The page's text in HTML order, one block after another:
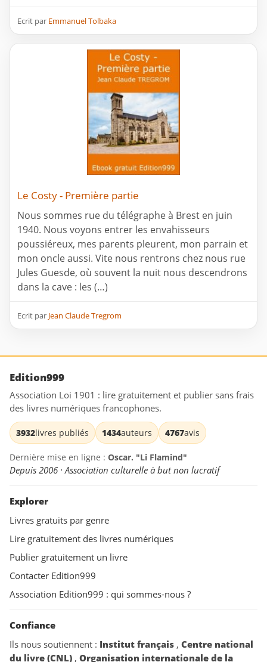
Ecrit par Emmanuel Tolbaka
Le Costy - Première partie
Nous sommes rue du télégraphe à Brest en juin
1940. Nous voyons entrer les envahisseurs
poussiéreux, mes parents pleurent, mon parrain et
mon oncle aussi. Vite nous rentrons chez nous rue
Jules Guesde, où souvent la nuit nous descendrons
dans la cave : les (…)
Ecrit par Jean Claude Tregrom
Edition999
Association Loi 1901 : lire gratuitement et publier sans frais
des livres numériques francophones.
3932livres publiés 1434auteurs 4767avis
Dernière mise en ligne : Oscar. "Li Flamind"
Depuis 2006 · Association culturelle à but non lucratif
Explorer
Livres gratuits par genre
Lire gratuitement des livres numériques
Publier gratuitement un livre
Contacter Edition999
Association Edition999 : qui sommes-nous ?
Confiance
Ils nous soutiennent : Institut français , Centre national
du livre (CNL) , Organisation internationale de la